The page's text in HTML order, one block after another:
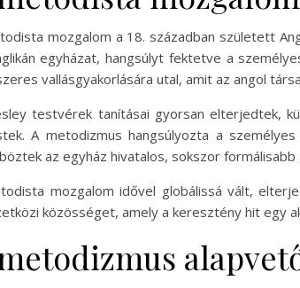
mozgalom a 18. században született
egyházat, hangsúlyt fektetve a
vallásgyakorlására utal, amit az angol
testvérek tanításai gyorsan elterjedtek,
A metodizmus hangsúlyozta a
az egyház hivatalos, sokszor
mozgalom idővel globálissá vált,
közösséget, amely a keresztény hit egy